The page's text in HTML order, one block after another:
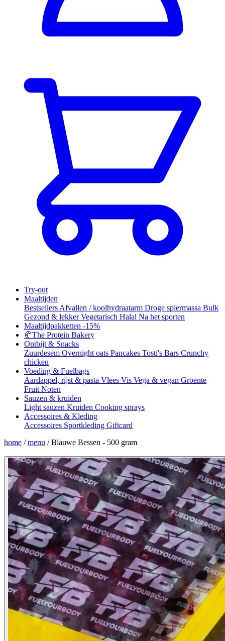
Try-out
Maaltijden
Bestsellers Afvallen / koolhydraatarm Droge spiermassa Bulk
Gezond & lekkerVegetarisch Halal Na het sporten
Maaltijdpakketten -15%
🥐The Protein Bakery
Ontbijt & Snacks
Zuurdesem Overnight oats Pancakes Tosti's Bars Crunchy
chicken
Voeding & Fuelbags
Aardappel, rijst & pasta Vlees Vis Vega & vegan Groente
Fruit Noten
Sauzen & kruiden
Light sauzen Kruiden Cooking sprays
Accessoires & Kleding
Accessoires Sportkleding Giftcard
home / menu / Blauwe Bessen - 500 gram